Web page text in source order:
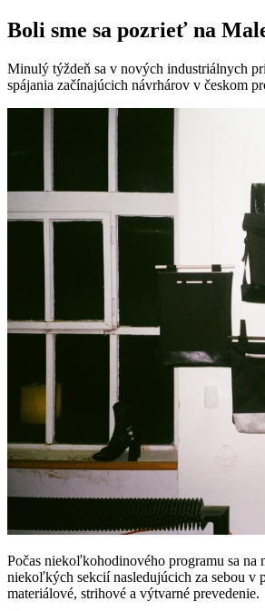
Boli sme sa pozrieť na
Minulý týždeň sa v nových industriálnych
spájania začínajúcich návrhárov v českom
Počas niekoľkohodinového programu sa na
niekoľkých sekcií nasledujúcich za sebou
materiálové, strihové a výtvarné prevedenie.